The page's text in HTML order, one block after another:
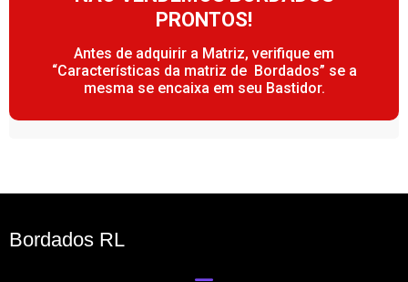
PRONTOS!
Antes de adquirir a Matriz, verifique em
“Características da matriz de Bordados” se a
mesma se encaixa em seu Bastidor.
Bordados RL